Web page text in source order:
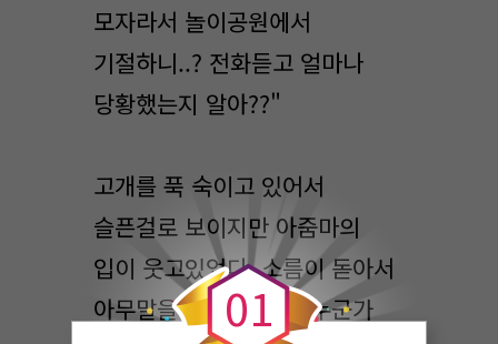
모자라서 놀이공원에서
기절하니..? 전화듣고 얼마나
당황했는지 알아??"
고개를 푹 숙이고 있어서
슬픈걸로 보이지만 아줌마의
입이 웃고있었다. 소름이 돋아서
아무말을 못하던 그때. 누군가
0
0
1